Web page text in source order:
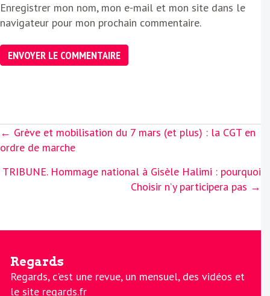
Enregistrer mon nom, mon e-mail et mon site dans le
navigateur pour mon prochain commentaire.
Posts
navigation
← Grève et mobilisation du 7 mars (et plus) : la CGT en
ordre de marche
TRIBUNE. Hommage national à Gisèle Halimi : pourquoi
Choisir n’y participera pas →
Regards
Regards, c'est une revue, un mensuel, des vidéos et
le site regards.fr